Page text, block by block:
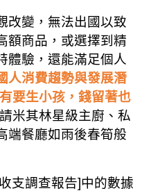
改變，無法出國以致
額商品，或選擇到精
體驗，還能滿足個人
人消費趨勢與發展潛
要生小孩，錢留著也
米其林星級主廚、私
端餐廳如雨後春筍般
支調查報告]中的數據